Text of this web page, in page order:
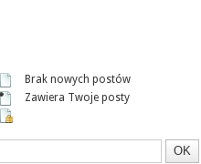
Brak nowych postów
Zawiera Twoje posty